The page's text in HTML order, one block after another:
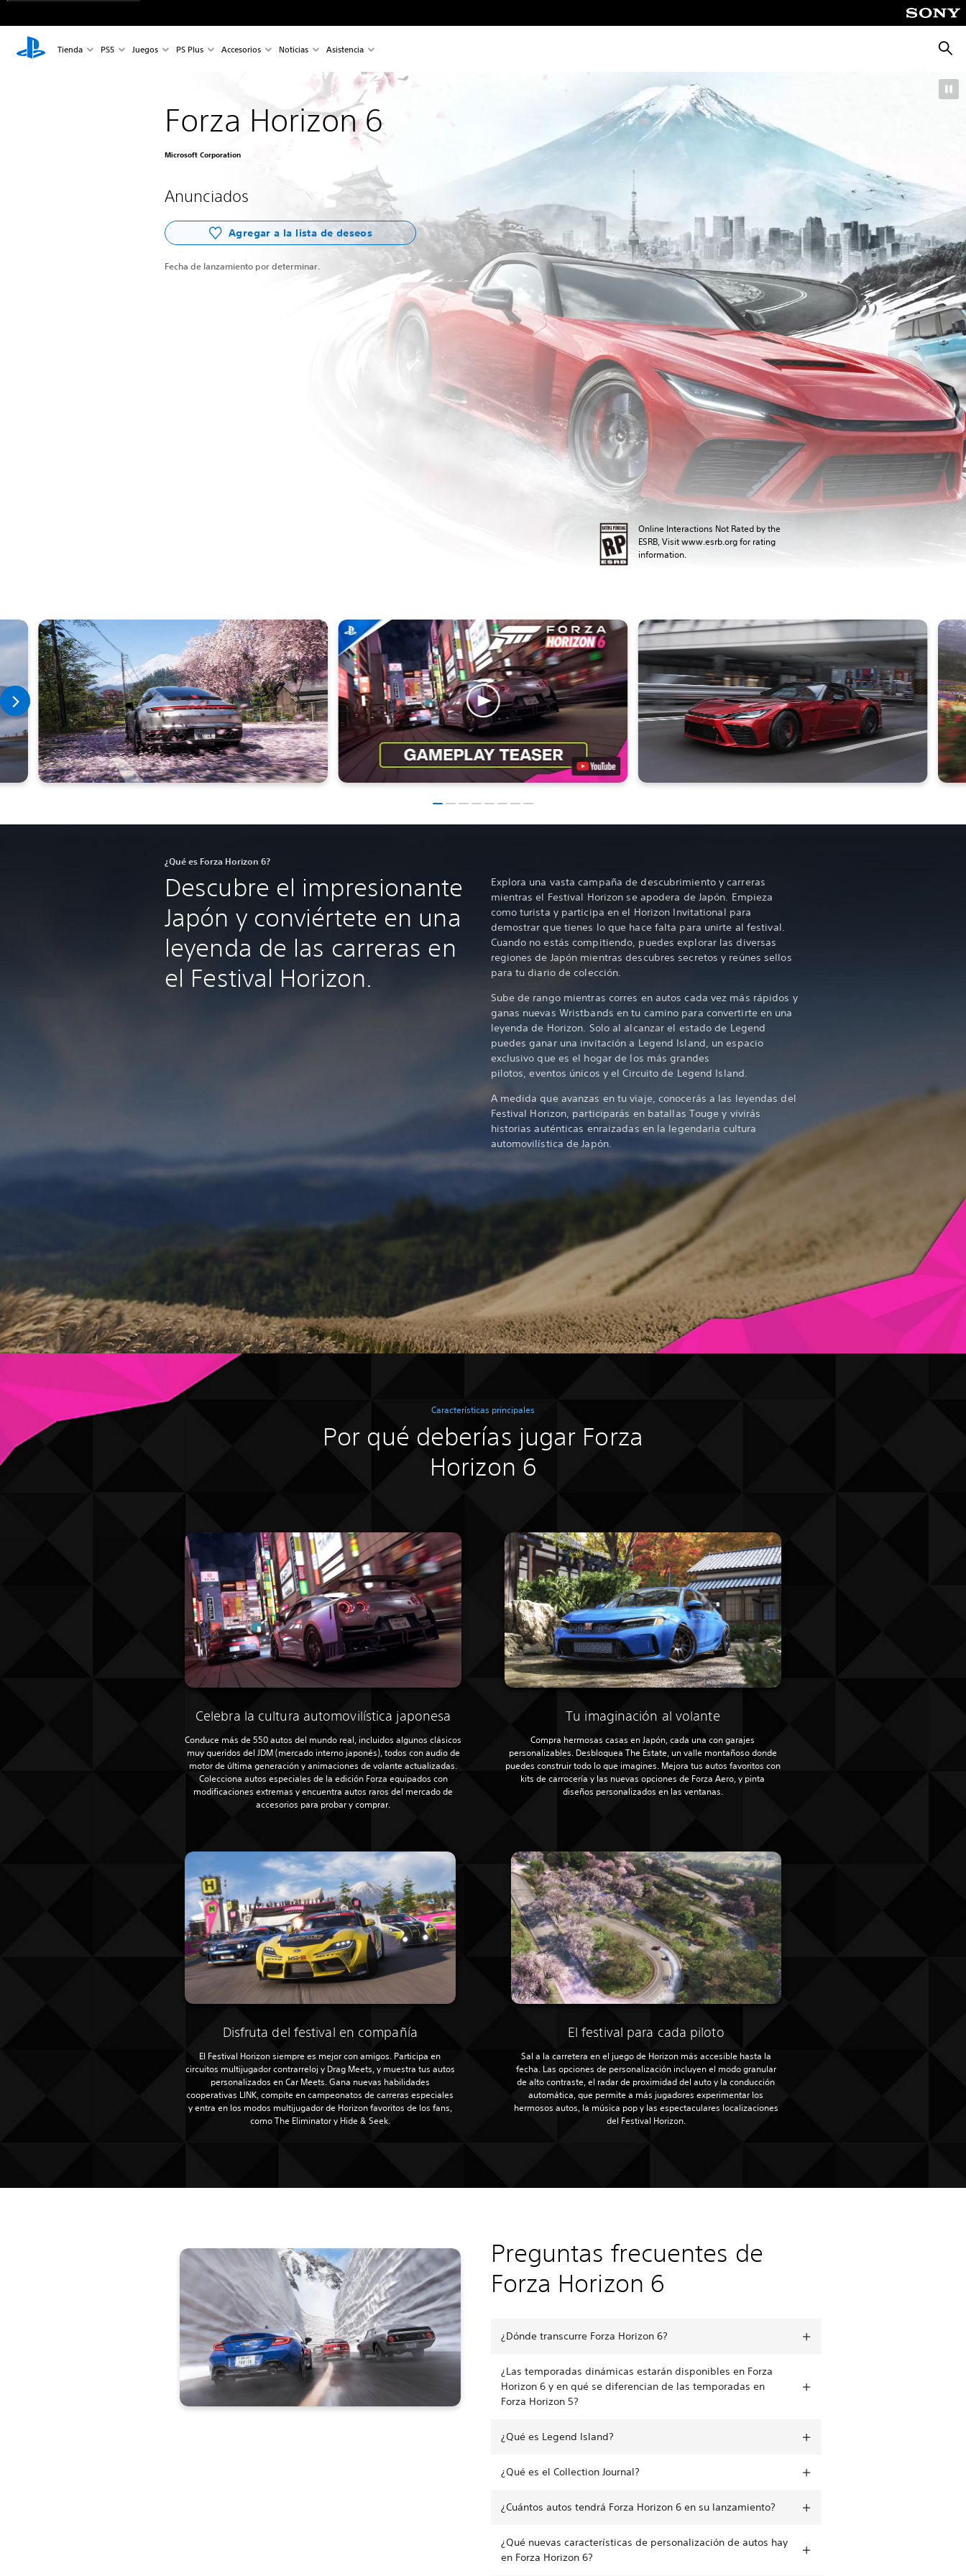
Tienda PS5 Juegos PS Plus Accesorios Noticias Asistencia
Forza Horizon 6
Microsoft Corporation
Anunciados
Agregar a la lista de deseos
Fecha de lanzamiento por determinar.
Online Interactions Not Rated by the
ESRB, Visit www.esrb.org for rating
information.
¿Qué es Forza Horizon 6?
Descubre el impresionante
Japón y conviértete en una
leyenda de las carreras en
el Festival Horizon.
Explora una vasta campaña de descubrimiento y carreras
mientras el Festival Horizon se apodera de Japón. Empieza
como turista y participa en el Horizon Invitational para
demostrar que tienes lo que hace falta para unirte al festival.
Cuando no estás compitiendo, puedes explorar las diversas
regiones de Japón mientras descubres secretos y reúnes sellos
para tu diario de colección.
Sube de rango mientras corres en autos cada vez más rápidos y
ganas nuevas Wristbands en tu camino para convertirte en una
leyenda de Horizon. Solo al alcanzar el estado de Legend
puedes ganar una invitación a Legend Island, un espacio
exclusivo que es el hogar de los más grandes
pilotos, eventos únicos y el Circuito de Legend Island.
A medida que avanzas en tu viaje, conocerás a las leyendas del
Festival Horizon, participarás en batallas Touge y vivirás
historias auténticas enraizadas en la legendaria cultura
automovilística de Japón.
Características principales
Por qué deberías jugar Forza
Horizon 6
Celebra la cultura automovilística japonesa
Conduce más de 550 autos del mundo real, incluidos algunos clásicos
muy queridos del JDM (mercado interno japonés), todos con audio de
motor de última generación y animaciones de volante actualizadas.
Colecciona autos especiales de la edición Forza equipados con
modificaciones extremas y encuentra autos raros del mercado de
accesorios para probar y comprar.
Tu imaginación al volante
Compra hermosas casas en Japón, cada una con garajes
personalizables. Desbloquea The Estate, un valle montañoso donde
puedes construir todo lo que imagines. Mejora tus autos favoritos con
kits de carrocería y las nuevas opciones de Forza Aero, y pinta
diseños personalizados en las ventanas.
Disfruta del festival en compañía
El Festival Horizon siempre es mejor con amigos. Participa en
circuitos multijugador contrarreloj y Drag Meets, y muestra tus autos
personalizados en Car Meets. Gana nuevas habilidades
cooperativas LINK, compite en campeonatos de carreras especiales
y entra en los modos multijugador de Horizon favoritos de los fans,
como The Eliminator y Hide & Seek.
El festival para cada piloto
Sal a la carretera en el juego de Horizon más accesible hasta la
fecha. Las opciones de personalización incluyen el modo granular
de alto contraste, el radar de proximidad del auto y la conducción
automática, que permite a más jugadores experimentar los
hermosos autos, la música pop y las espectaculares localizaciones
del Festival Horizon.
Preguntas frecuentes de
Forza Horizon 6
¿Dónde transcurre Forza Horizon 6?
¿Las temporadas dinámicas estarán disponibles en Forza
Horizon 6 y en qué se diferencian de las temporadas en
Forza Horizon 5?
¿Qué es Legend Island?
¿Qué es el Collection Journal?
¿Cuántos autos tendrá Forza Horizon 6 en su lanzamiento?
¿Qué nuevas características de personalización de autos hay
en Forza Horizon 6?